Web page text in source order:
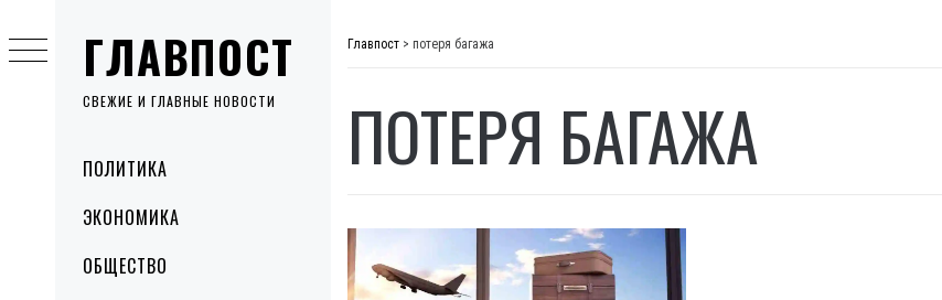
ГЛАВПОСТ
СВЕЖИЕ И ГЛАВНЫЕ НОВОСТИ
MenuПОЛИТИКА
ЭКОНОМИКА
ОБЩЕСТВО
to
content
Главпост > потеря багажа
ПОТЕРЯ БАГАЖА